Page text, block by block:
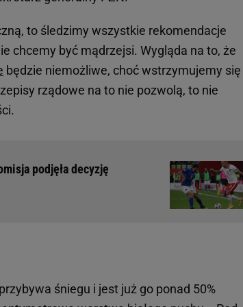
to śledzimy wszystkie rekomendacje
chcemy być mądrzejsi. Wygląda na to, że
będzie niemożliwe, choć wstrzymujemy
rządowe na to nie pozwolą, to nie
podjęła decyzję
śniegu i jest już go ponad 50%